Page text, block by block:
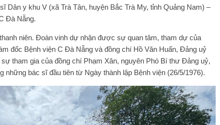
Dân y khu V (xã Trà Tân, huyện Bắc Trà My, tỉnh Quảng Nam) –
Đà Nẵng.
niên. Đoàn vinh dự nhận được sự quan tâm, tham dự của
đốc Bệnh viện C Đà Nẵng và đồng chí Hồ Văn Huấn, Đảng uỷ
tham gia của đồng chí Phạm Xân, nguyên Phó Bí thư Đảng uỷ,
bác sĩ đầu tiên từ Ngày thành lập Bệnh viện (26/5/1976).